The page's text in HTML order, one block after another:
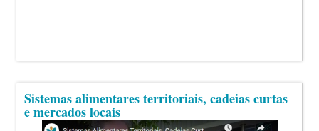
Sistemas alimentares territoriais, cadeias curtas
e mercados locais